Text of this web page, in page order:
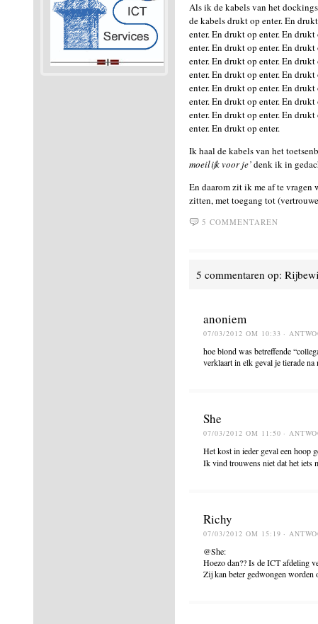
Als ik de kabels van het
de kabels drukt op enter. En
enter. En drukt op enter. En
enter. En drukt op enter. En
enter. En drukt op enter. En
enter. En drukt op enter. En
enter. En drukt op enter. En
enter. En drukt op enter. En
enter. En drukt op enter. En
enter. En drukt op enter.
Ik haal de kabels van het
moeilijk voor je’denk ik in
En daarom zit ik me af te vragen
zitten, met toegang tot
5 COMMENTAREN
5 commentaren op:
anoniem
07/03/2012 OM 10:33 ·
hoe blond was betreffende
verklaart in elk geval je tierade
She
07/03/2012 OM 11:50 ·
Het kost in ieder geval een hoop
Ik vind trouwens niet dat het iets
Richy
07/03/2012 OM 15:19 ·
@She:
Hoezo dan?? Is de ICT afdeling
Zij kan beter gedwongen worden